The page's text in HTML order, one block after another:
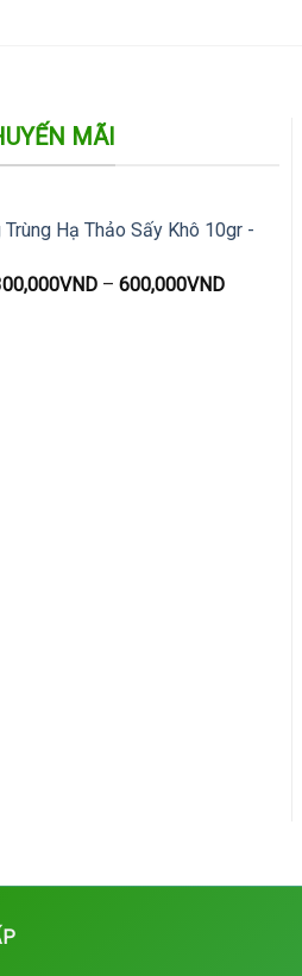
MÃI
Hạ Thảo Sấy Khô 10gr -
VND– 600,000VND